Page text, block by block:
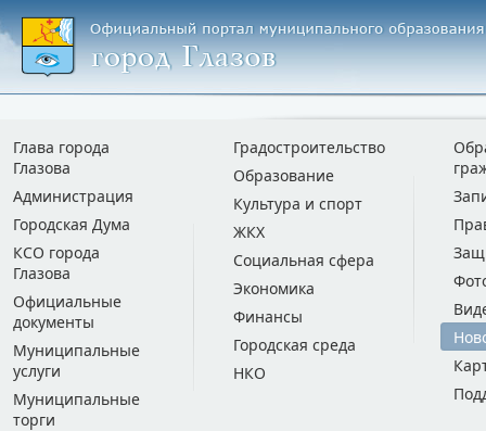
Глава города
Глазова
Администрация
Городская Дума
КСО города
Глазова
Официальные
документы
Муниципальные
услуги
Муниципальные
торги
Градостроительство
Образование
Культура и спорт
ЖКХ
Социальная сфера
Экономика
Финансы
Городская среда
НКО